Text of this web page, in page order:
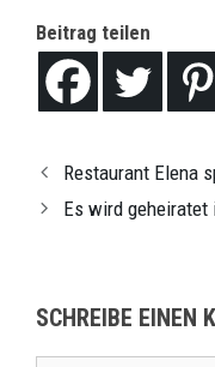
Beitrag teilen
Restaurant Elena
Es wird geheiratet
SCHREIBE EINEN